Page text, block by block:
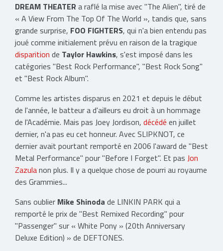
DREAM THEATER a raflé la mise avec "The Alien", tiré de
« A View From The Top Of The World », tandis que, sans
grande surprise, FOO FIGHTERS, qui n'a bien entendu pas
joué comme initialement prévu en raison de la tragique
disparition de Taylor Hawkins, s'est imposé dans les
catégories "Best Rock Performance", "Best Rock Song"
et "Best Rock Album".
Comme les artistes disparus en 2021 et depuis le début
de l'année, le batteur a d'ailleurs eu droit à un hommage
de l'Académie. Mais pas Joey Jordison, décédé en juillet
dernier, n'a pas eu cet honneur. Avec SLIPKNOT, ce
dernier avait pourtant remporté en 2006 l'award de "Best
Metal Performance" pour "Before I Forget". Et pas Jon
Zazulanon plus. Il y a quelque chose de pourri au royaume
des Grammies...
Sans oublier Mike Shinoda de LINKIN PARK qui a
remporté le prix de "Best Remixed Recording" pour
"Passenger" sur « White Pony » (20th Anniversary
Deluxe Edition) » de DEFTONES.